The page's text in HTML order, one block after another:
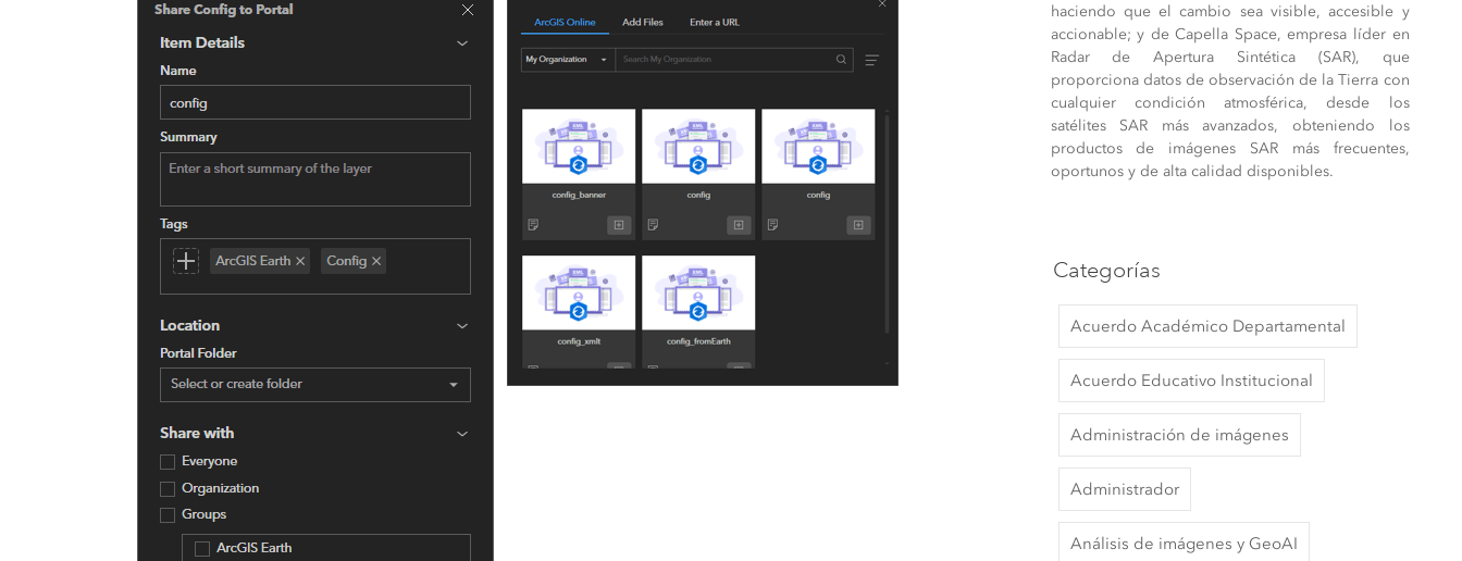
haciendo que el cambio sea visible, accesible y
accionable; y de Capella Space, empresa líder en
Radar de Apertura Sintética (SAR), que
proporciona datos de observación de la Tierra con
cualquier condición atmosférica, desde los
satélites SAR más avanzados, obteniendo los
productos de imágenes SAR más frecuentes,
oportunos y de alta calidad disponibles.
Categorías
Acuerdo Académico Departamental
Acuerdo Educativo Institucional
Administración de imágenes
Administrador
Análisis de imágenes y GeoAI